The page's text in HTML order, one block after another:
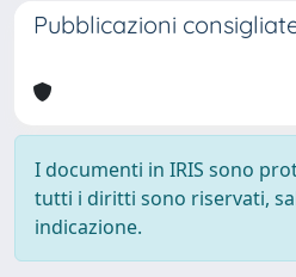
Pubblicazioni
I documenti in IRIS sono
tutti i diritti sono riservati,
indicazione.